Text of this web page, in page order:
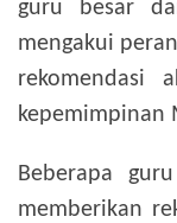
guru besar
mengakui
rekomendasi
kepemimpinan
Beberapa
memberikan